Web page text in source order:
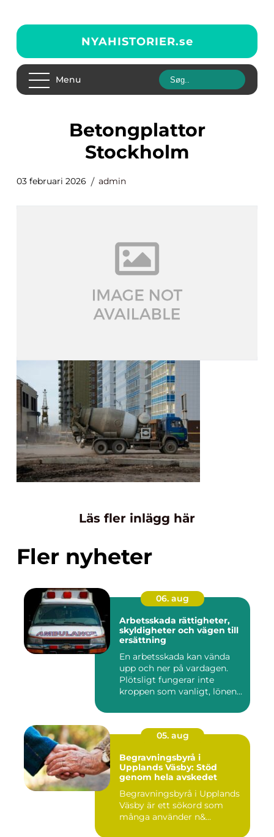
NYAHISTORIER.se
Menu
betongplattor
Stockholm
03 februari 2026 admin
Läs fler inlägg här
Fler nyheter
06. aug
Arbetsskada rättigheter,
skyldigheter och vägen till
ersättning
En arbetsskada kan vända
upp och ner på vardagen.
Plötsligt fungerar inte
kroppen som vanligt, lönen...
05. aug
Begravningsbyrå i
Upplands Väsby: Stöd
genom hela avskedet
Begravningsbyrå i Upplands
Väsby är ett sökord som
många använder n&...